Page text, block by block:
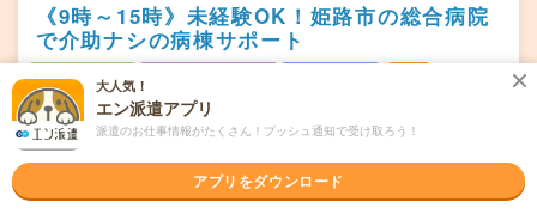
《9時～15時》未経験OK！姫路市の総合病院
で介助ナシの病棟サポート
勤務地
兵庫県姫路市
東姫路駅から徒歩10分／姫路駅から徒歩15分
大人気！
エン派遣アプリ
派遣のお仕事情報がたくさん！プッシュ通知で受け取ろう！
アプリをダウンロード